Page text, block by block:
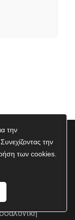
την
την
των cookies.